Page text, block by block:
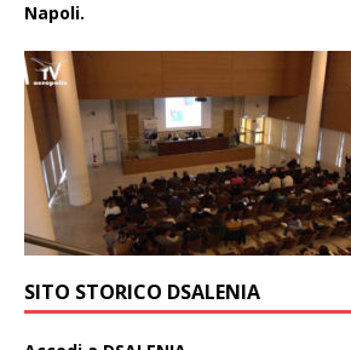
Napoli.
SITO STORICO DSALENIA